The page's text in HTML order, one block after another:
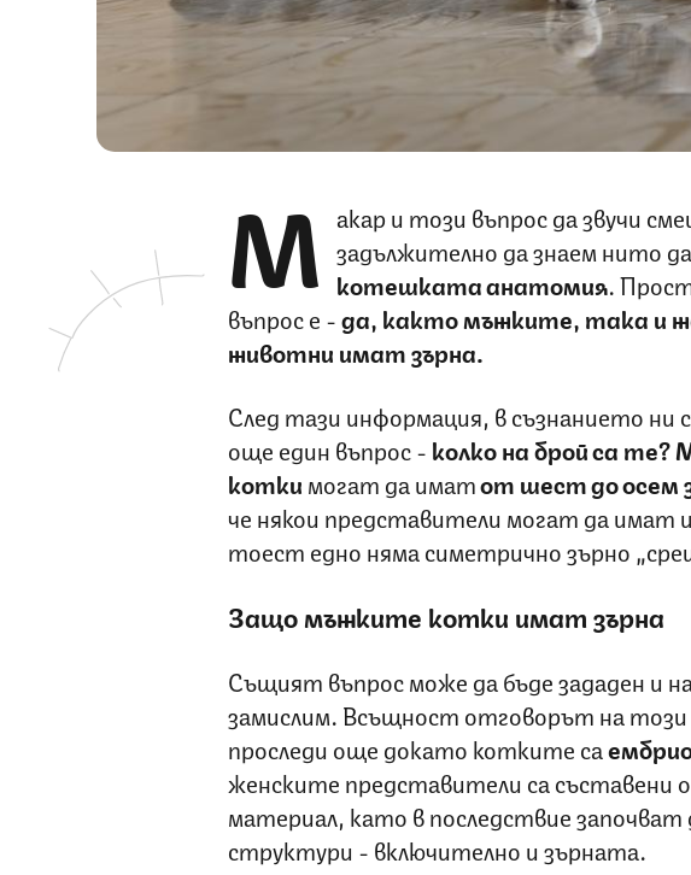
М акар и този въпрос да звучи
задължително да знаем нито
котешката анатомия.
въпрос е -да, както мъжките, така и
животни имат зърна.
След тази информация, в съзнанието ни
още един въпрос - колко на брой са те?
котки могат да иматот шест до осем
че някои представители могат да имат и
тоест едно няма симетрично зърно
Защо мъжките котки имат зърна
Същият въпрос може да бъде зададен и
замислим. Всъщност отговорът на този
проследи още докато котките са
женските представители са съставени
материал, като в последствие
структури - включително и зърната.